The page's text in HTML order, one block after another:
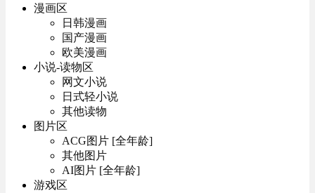
漫画区
日韩漫画
国产漫画
欧美漫画
小说-读物区
网文小说
日式轻小说
其他读物
图片区
ACG图片 [全年龄]
其他图片
AI图片 [全年龄]
游戏区